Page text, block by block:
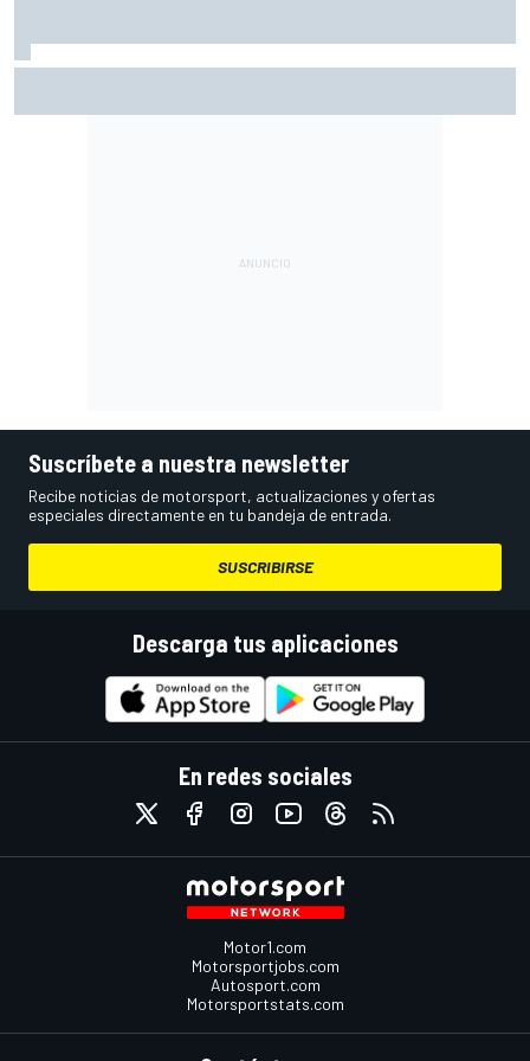
Suscríbete a nuestra newsletter
Recibe noticias de motorsport, actualizaciones y ofertas
especiales directamente en tu bandeja de entrada.
SUSCRIBIRSE
Descarga tus aplicaciones
En redes sociales
Motor1.com
Motorsportjobs.com
Autosport.com
Motorsportstats.com